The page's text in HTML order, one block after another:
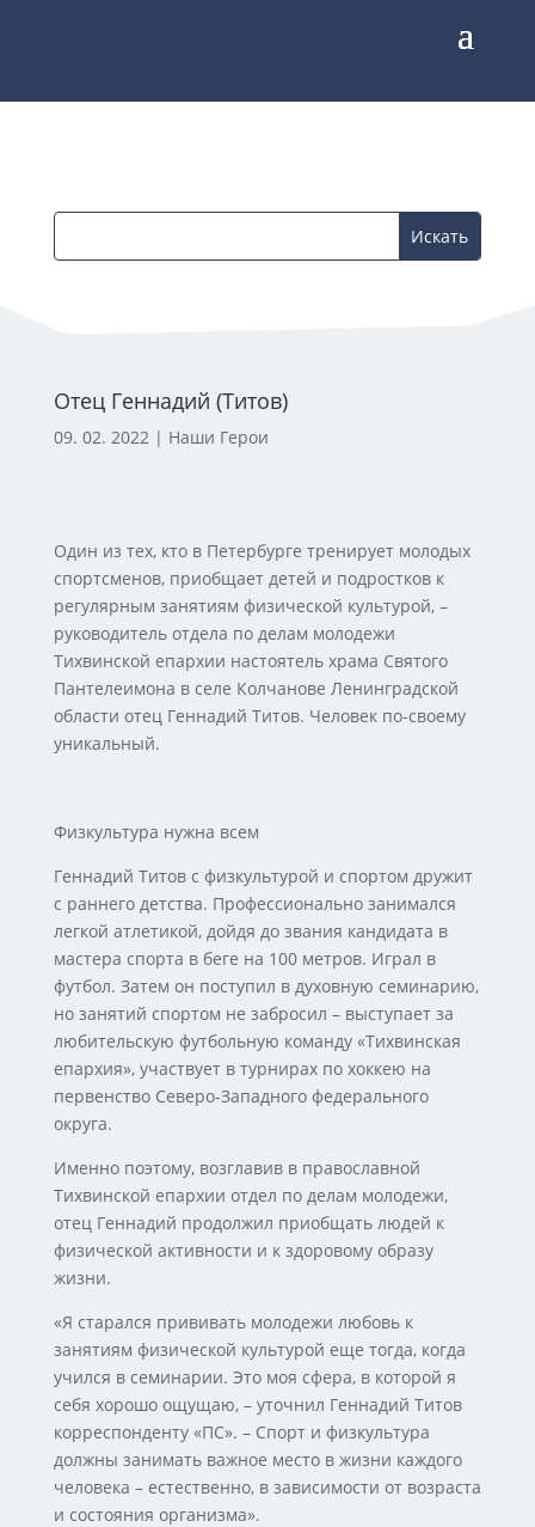
Отец Геннадий (Титов)
09. 02. 2022| Наши Герои
Один из тех, кто в Петербурге тренирует молодых
спортсменов, приобщает детей и подростков к
регулярным занятиям физической культурой, –
руководитель отдела по делам молодежи
Тихвинской епархии настоятель храма Святого
Пантелеимона в селе Колчанове Ленинградской
области отец Геннадий Титов. Человек по-своему
уникальный.
Физкультура нужна всем
Геннадий Титов с физкультурой и спортом дружит
с раннего детства. Профессионально занимался
легкой атлетикой, дойдя до звания кандидата в
мастера спорта в беге на 100 метров. Играл в
футбол. Затем он поступил в духовную семинарию,
но занятий спортом не забросил – выступает за
любительскую футбольную команду «Тихвинская
епархия», участвует в турнирах по хоккею на
первенство Северо-Западного федерального
округа.
Именно поэтому, возглавив в православной
Тихвинской епархии отдел по делам молодежи,
отец Геннадий продолжил приобщать людей к
физической активности и к здоровому образу
жизни.
«Я старался прививать молодежи любовь к
занятиям физической культурой еще тогда, когда
учился в семинарии. Это моя сфера, в которой я
себя хорошо ощущаю, – уточнил Геннадий Титов
корреспонденту «ПС». – Спорт и физкультура
должны занимать важное место в жизни каждого
человека – естественно, в зависимости от возраста
и состояния организма».